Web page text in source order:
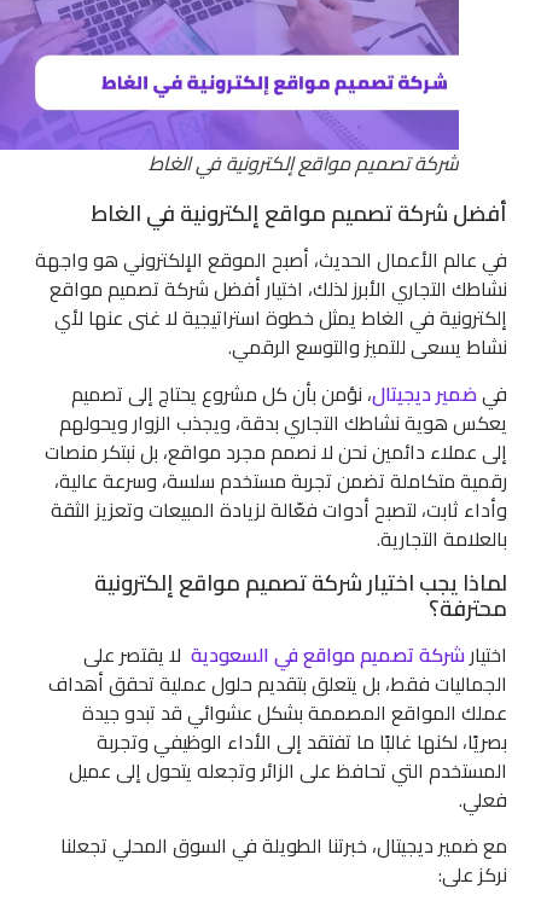
شركة تصميم مواقع إلكترونية في الغاط
أفضل شركة تصميم مواقع إلكترونية في الغاط
في عالم الأعمال الحديث، أصبح الموقع الإلكتروني هو واجهة
نشاطك التجاري الأبرز لذلك، اختيار أفضل شركة تصميم مواقع
إلكترونية في الغاط يمثل خطوة استراتيجية لا غنى عنها لأي
نشاط يسعى للتميز والتوسع الرقمي.
في ضمير ديجيتال، نؤمن بأن كل مشروع يحتاج إلى تصميم
يعكس هوية نشاطك التجاري بدقة، ويجذب الزوار ويحولهم
إلى عملاء دائمين نحن لا نصمم مجرد مواقع، بل نبتكر منصات
رقمية متكاملة تضمن تجربة مستخدم سلسة، وسرعة عالية،
وأداء ثابت، لتصبح أدوات فعّالة لزيادة المبيعات وتعزيز الثقة
بالعلامة التجارية.
لماذا يجب اختيار شركة تصميم مواقع إلكترونية
محترفة؟
اختيارشركة تصميم مواقع في السعوديةلا يقتصر على
الجماليات فقط، بل يتعلق بتقديم حلول عملية تحقق أهداف
عملك المواقع المصممة بشكل عشوائي قد تبدو جيدة
بصريًا، لكنها غالبًا ما تفتقد إلى الأداء الوظيفي وتجربة
المستخدم التي تحافظ على الزائر وتجعله يتحول إلى عميل
فعلي.
مع ضمير ديجيتال، خبرتنا الطويلة في السوق المحلي تجعلنا
نركز على: